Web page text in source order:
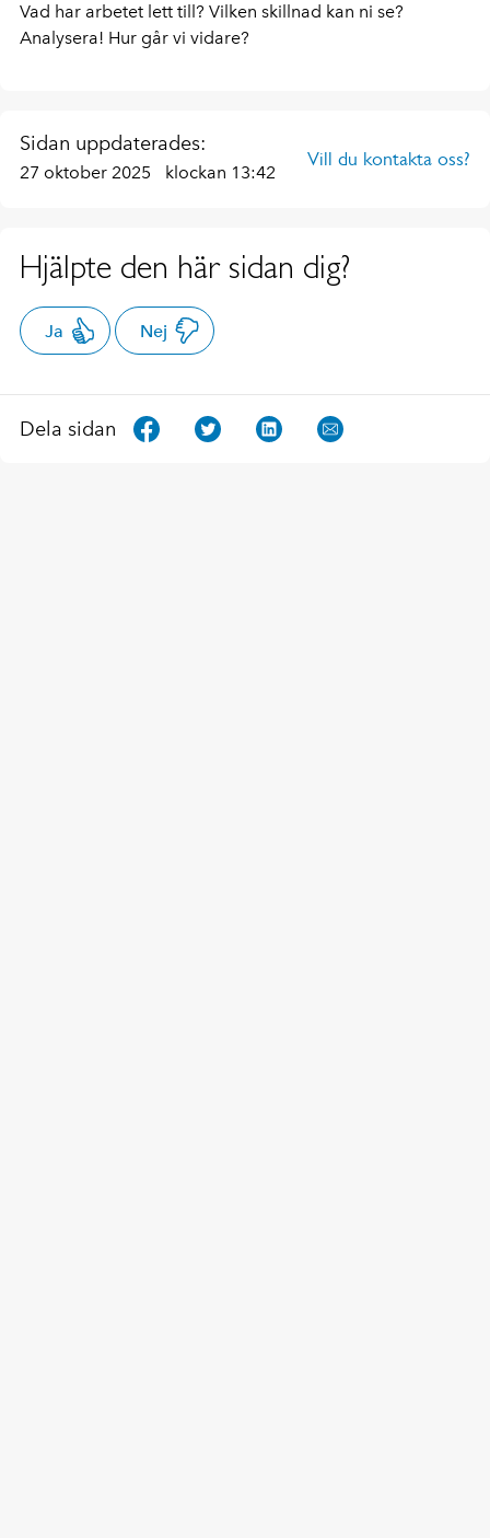
Vad har arbetet lett till? Vilken skillnad kan ni se?
Analysera! Hur går vi vidare?
Sidan uppdaterades:
27 oktober 2025 klockan 13:42
Vill du kontakta oss?
Hjälpte den här sidan dig?
Ja Nej
Dela sidan